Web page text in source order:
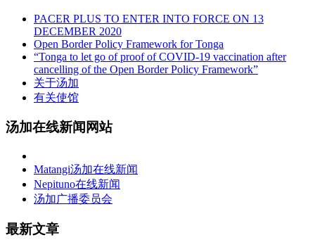
PACER PLUS TO ENTER INTO FORCE ON 13
DECEMBER 2020
Open Border Policy Framework for Tonga
“Tonga to let go of proof of COVID-19 vaccination after
cancelling of the Open Border Policy Framework”
关于汤加
有关使馆
汤加在线新闻网站
Matangi汤加在线新闻
Nepituno在线新闻
汤加广播委员会
最新文章